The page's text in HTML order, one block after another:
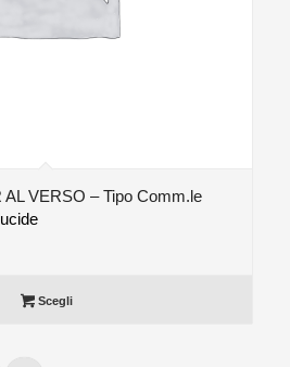
VERSO – Tipo Comm.le
Scegli